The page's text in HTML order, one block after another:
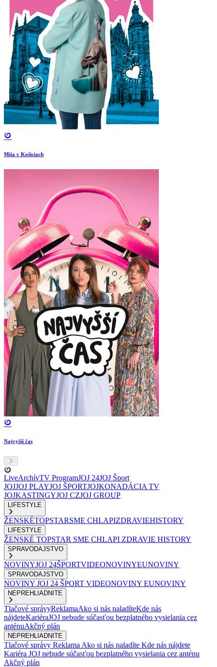
Miša v Košiciach
Najvyšší čas
LiveArchívTV ProgramJOJ 24JOJ Šport
JOJJOJ PLAYJOJ ŠPORTJOJKONADÁCIA TV
JOJKASTINGYJOJ CZJOJ GROUP
LIFESTYLE
ŽENSKÉTOPSTARSME CHLAPIZDRAVIEHISTORY
LIFESTYLE
ŽENSKÉ TOPSTAR SME CHLAPI ZDRAVIE HISTORY
SPRAVODAJSTVO
NOVINYJOJ 24ŠPORTVIDEONOVINYEUNOVINY
SPRAVODAJSTVO
NOVINY JOJ 24 ŠPORT VIDEONOVINY EUNOVINY
NEPREHLIADNITE
Tlačové správyReklamaAko si nás naladíteKde nás
nájdeteKariéraJOJ nebude súčasťou bezplatného vysielania cez
anténuAkčný plán
NEPREHLIADNITE
Tlačové správy Reklama Ako si nás naladíte Kde nás nájdete
Kariéra JOJ nebude súčasťou bezplatného vysielania cez anténu
Akčný plán